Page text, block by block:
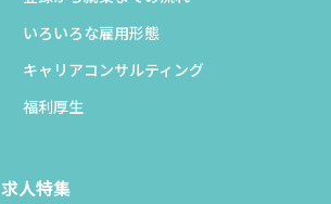
いろいろな雇用形態
キャリアコンサルティング
福利厚生
求人特集